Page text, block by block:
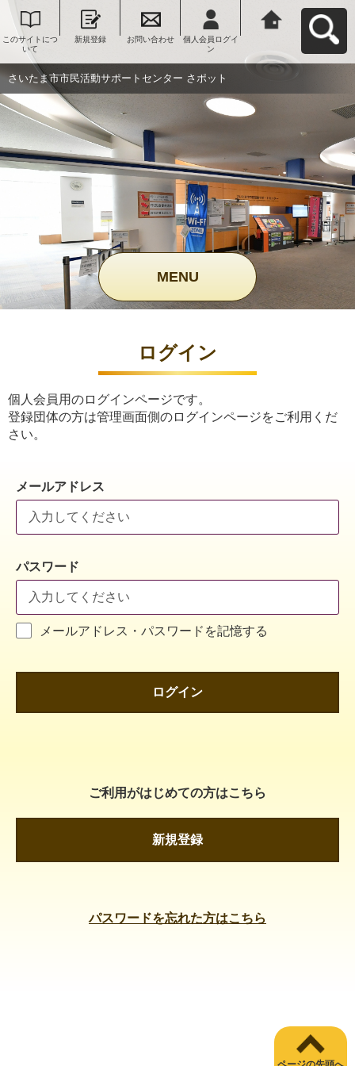
このサイトにつ
いて
新規登録 お問い合わせ
個人会員ログイ
ン
ンター さポット
へ戻る
さいたま市市民活動サポートセンター さポット
MENU
ログイン
個人会員用のログインページです。
登録団体の方は管理画面側のログインページをご利用くだ
さい。
メールアドレス
パスワード
メールアドレス・パスワードを記憶する
ログイン
ご利用がはじめての方はこちら
新規登録
パスワードを忘れた方はこちら